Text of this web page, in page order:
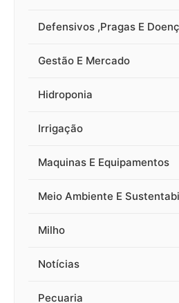
Defensivos ,Pragas E
Gestão E Mercado
Hidroponia
Irrigação
Maquinas E Equipamentos
Meio Ambiente E
Milho
Notícias
Pecuaria